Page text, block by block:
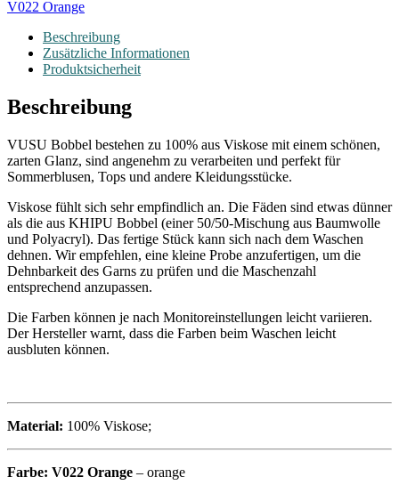
V022 Orange
Beschreibung
Zusätzliche Informationen
Produktsicherheit
Beschreibung
VUSU Bobbel bestehen zu 100% aus Viskose mit einem schönen,
zarten Glanz, sind angenehm zu verarbeiten und perfekt für
Sommerblusen, Tops und andere Kleidungsstücke.
Viskose fühlt sich sehr empfindlich an. Die Fäden sind etwas dünner
als die aus KHIPU Bobbel (einer 50/50-Mischung aus Baumwolle
und Polyacryl). Das fertige Stück kann sich nach dem Waschen
dehnen. Wir empfehlen, eine kleine Probe anzufertigen, um die
Dehnbarkeit des Garns zu prüfen und die Maschenzahl
entsprechend anzupassen.
Die Farben können je nach Monitoreinstellungen leicht variieren.
Der Hersteller warnt, dass die Farben beim Waschen leicht
ausbluten können.
Material: 100% Viskose;
Farbe: V022 Orange – orange